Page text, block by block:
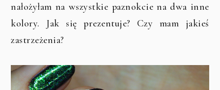
nałożyłam na wszystkie paznokcie na dwa inne
kolory. Jak się prezentuje? Czy mam jakieś
zastrzeżenia?